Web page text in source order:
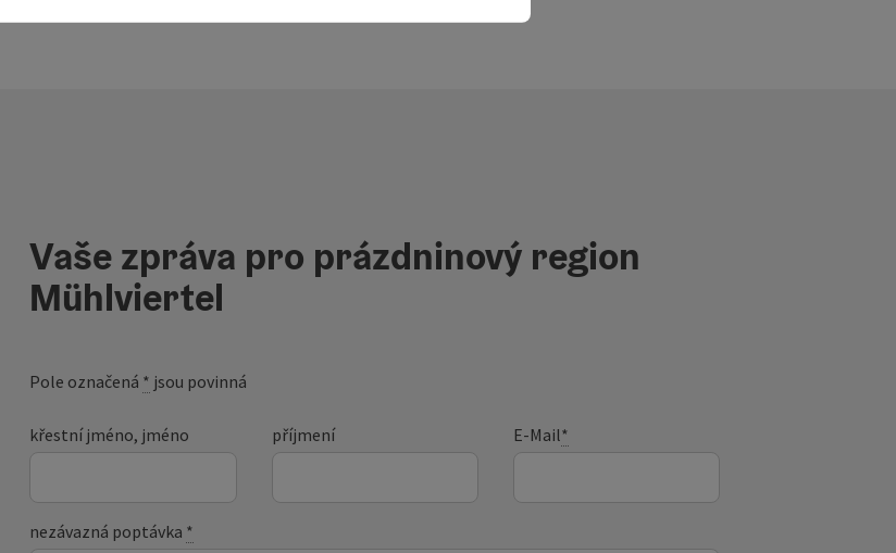
Vaše zpráva pro prázdninový region
Mühlviertel
Pole označená * jsou povinná
křestní jméno, jméno příjmení E-Mail*
nezávazná poptávka *